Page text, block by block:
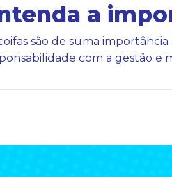
a
são de suma
com a gestão e